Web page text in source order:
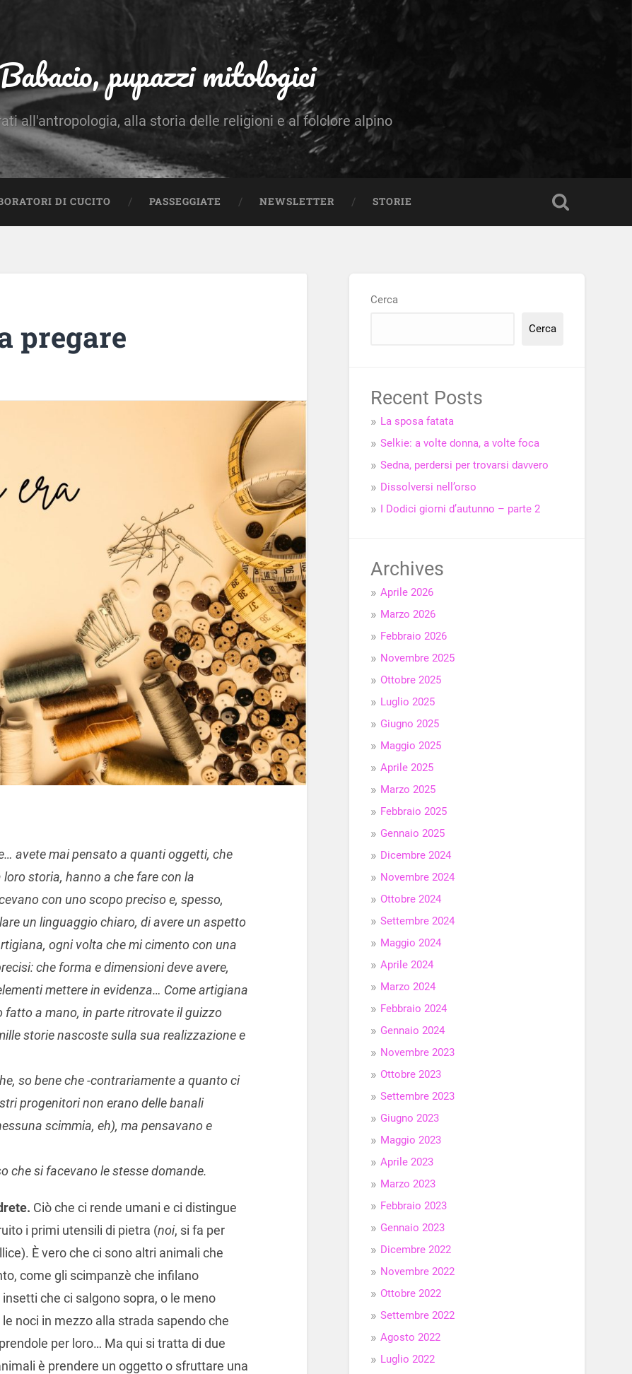
pupazzi mitologici
all'antropologia, alla storia delle religioni e al folclore alpino
DI CUCITO PASSEGGIATE NEWSLETTER STORIE
pregare
avete mai pensato a quanti oggetti, che
storia, hanno a che fare con la
con uno scopo preciso e, spesso,
un linguaggio chiaro, di avere un aspetto
ogni volta che mi cimento con una
che forma e dimensioni deve avere,
mettere in evidenza… Come artigiana
a mano, in parte ritrovate il guizzo
storie nascoste sulla sua realizzazione e
so bene che -contrariamente a quanto ci
progenitori non erano delle banali
scimmia, eh), ma pensavano e
che si facevano le stesse domande.
Ciò che ci rende umani e ci distingue
i primi utensili di pietra (noi, si fa per
È vero che ci sono altri animali che
come gli scimpanzè che infilano
che ci salgono sopra, o le meno
noci in mezzo alla strada sapendo che
per loro… Ma qui si tratta di due
è prendere un oggetto o sfruttare una
Cerca
Cerca
Recent Posts
La sposa fatata
Selkie: a volte donna, a volte foca
Sedna, perdersi per trovarsi davvero
Dissolversi nell’orso
I Dodici giorni d’autunno – parte 2
Archives
Aprile 2026
Marzo 2026
Febbraio 2026
Novembre 2025
Ottobre 2025
Luglio 2025
Giugno 2025
Maggio 2025
Aprile 2025
Marzo 2025
Febbraio 2025
Gennaio 2025
Dicembre 2024
Novembre 2024
Ottobre 2024
Settembre 2024
Maggio 2024
Aprile 2024
Marzo 2024
Febbraio 2024
Gennaio 2024
Novembre 2023
Ottobre 2023
Settembre 2023
Giugno 2023
Maggio 2023
Aprile 2023
Marzo 2023
Febbraio 2023
Gennaio 2023
Dicembre 2022
Novembre 2022
Ottobre 2022
Settembre 2022
Agosto 2022
Luglio 2022